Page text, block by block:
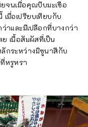
จนเมื่อคุณบีบมะเขือ
มื่อเปรียบเทียบกับ
าและมีเปลือกที่บางกว่า
เนื้อสัมผัสที่เป็น
กระหว่างมิซูนาสึกับ
หรูหรา